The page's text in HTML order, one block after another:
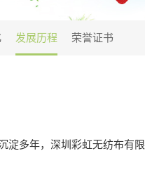
发展历程 荣誉证书
淀多年，深圳彩虹无纺布有